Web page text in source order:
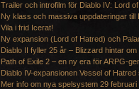
Trailer och introfilm för Diablo IV: Lord
Ny klass och massiva uppdateringar till
Vila i frid Icerat!
Ny expansion (Lord of Hatred) och
Diablo II fyller 25 år – Blizzard hintar om
Path of Exile 2 – en ny era för ARPG-
Diablo IV-expansionen Vessel of
Mer info om nya spelsystem 29 februari